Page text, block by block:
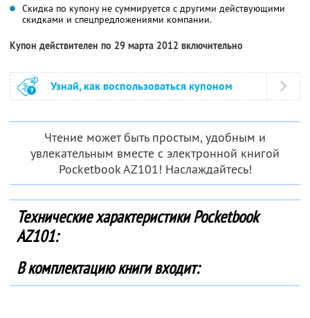
Скидка по купону не суммируется с другими действующими
скидками и спецпредложениями компании.
Купон действителен по 29 марта 2012 включительно
Узнай, как воспользоваться купоном
Чтение может быть простым, удобным и
увлекательным вместе с электронной книгой
Pocketbook AZ101! Наслаждайтесь!
Технические характеристики Pocketbook
AZ101:
В комплектацию книги входит: